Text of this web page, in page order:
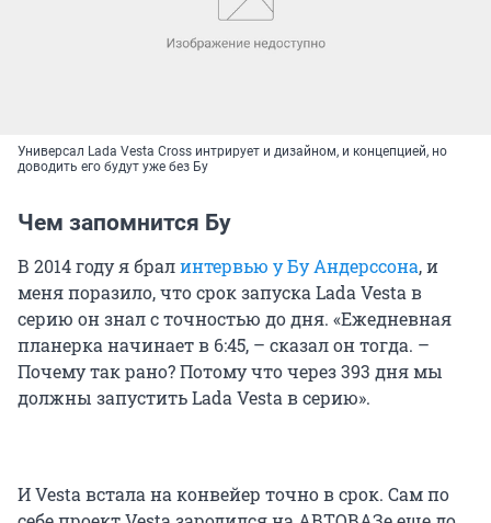
Универсал Lada Vesta Cross интрирует и дизайном, и концепцией, но
доводить его будут уже без Бу
Чем запомнится Бу
В 2014 году я бралинтервью у Бу Андерссона, и
меня поразило, что срок запуска Lada Vesta в
серию он знал с точностью до дня. «Ежедневная
планерка начинает в 6:45, – сказал он тогда. –
Почему так рано? Потому что через 393 дня мы
должны запустить Lada Vesta в серию».
И Vesta встала на конвейер точно в срок. Сам по